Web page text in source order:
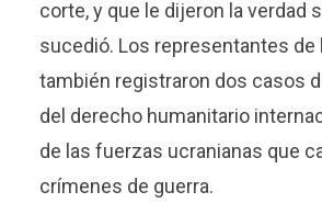
corte, y que le dijeron la verdad
sucedió. Los representantes de
también registraron dos casos
del derecho humanitario
de las fuerzas ucranianas que
crímenes de guerra.